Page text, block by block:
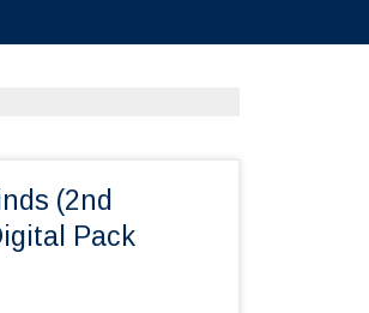
(2nd
Pack